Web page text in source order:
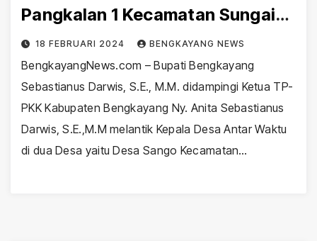
Pangkalan 1 Kecamatan Sungai
Raya
18 FEBRUARI 2024 BENGKAYANG NEWS
BengkayangNews.com – Bupati Bengkayang
Sebastianus Darwis, S.E., M.M. didampingi Ketua TP-
PKK Kabupaten Bengkayang Ny. Anita Sebastianus
Darwis, S.E.,M.M melantik Kepala Desa Antar Waktu
di dua Desa yaitu Desa Sango Kecamatan…